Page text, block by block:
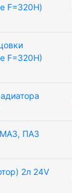
F=320H)
F=320Н)
МАЗ, ПАЗ
2л 24V